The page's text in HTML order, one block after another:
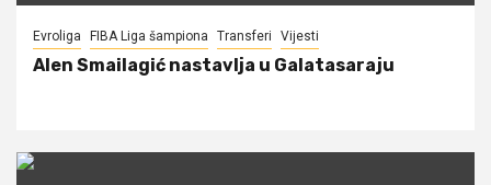
Evroliga FIBA Liga šampiona Transferi Vijesti
Alen Smailagić nastavlja u Galatasaraju